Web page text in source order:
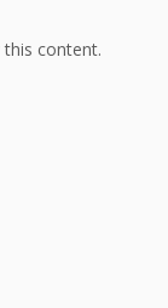
content.